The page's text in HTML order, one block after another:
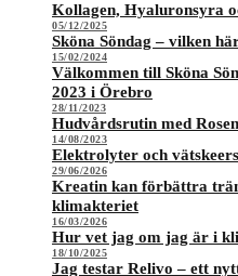
Kollagen, Hyaluronsyra
05/12/2025
Sköna Söndag – vilken
15/02/2024
Välkommen till Sköna
2023 i Örebro
28/11/2023
Hudvårdsrutin med
14/08/2023
Elektrolyter och
29/06/2026
Kreatin kan förbättra
klimakteriet
16/03/2026
Hur vet jag om jag är i
18/10/2025
Jag testar Relivo – ett